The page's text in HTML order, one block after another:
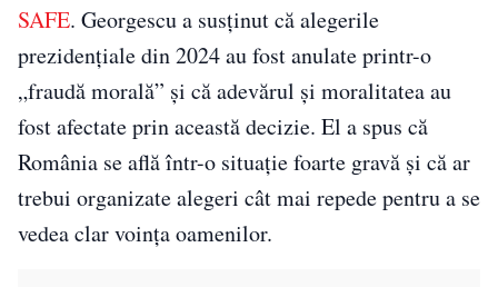
SAFE. Georgescu a susținut că alegerile
prezidențiale din 2024 au fost anulate printr-o
„fraudă morală” și că adevărul și moralitatea au
fost afectate prin această decizie. El a spus că
România se află într-o situație foarte gravă și că ar
trebui organizate alegeri cât mai repede pentru a se
vedea clar voința oamenilor.